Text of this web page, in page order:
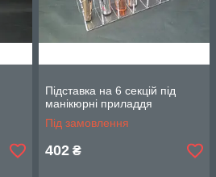
Підставка на 6 секцій під
манікюрні приладдя
Під замовлення
402 ₴